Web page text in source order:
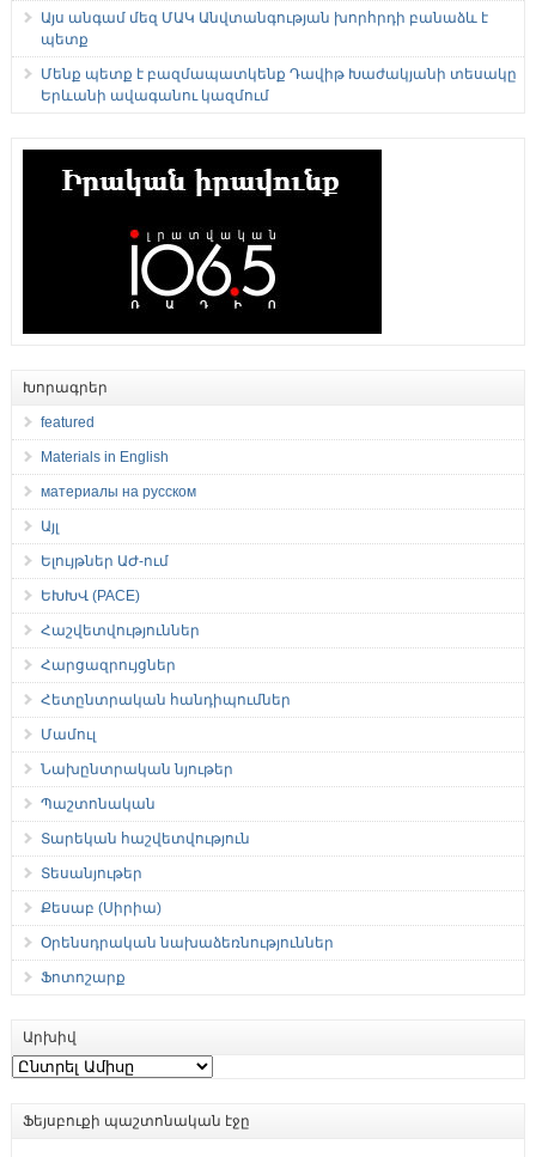
Այս անգամ մեզ ՄԱԿ Անվտանգության խորհրդի բանաձև է
պետք
Մենք պետք է բազմապատկենք Դավիթ Խաժակյանի տեսակը
Երևանի ավագանու կազմում
Խորագրեր
featured
Materials in English
материалы на русском
Այլ
Ելույթներ ԱԺ-ում
ԵԽԽՎ (PACE)
Հաշվետվություններ
Հարցազրույցներ
Հետընտրական հանդիպումներ
Մամուլ
Նախընտրական նյութեր
Պաշտոնական
Տարեկան հաշվետվություն
Տեսանյութեր
Քեսաբ (Սիրիա)
Օրենսդրական նախաձեռնություններ
Ֆոտոշարք
Արխիվ
Արխիվ
Ֆեյսբուքի պաշտոնական էջը